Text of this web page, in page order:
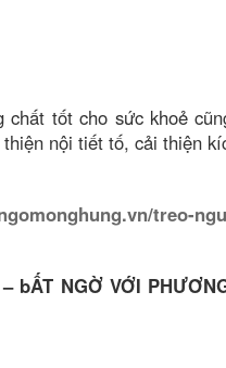
tốt cho sức khoẻ
nội tiết tố, cải thiện
treo-
bẤT NGỜ VỚI